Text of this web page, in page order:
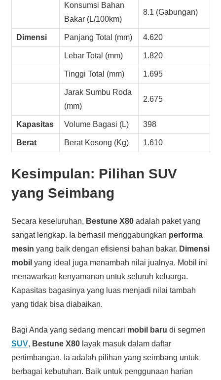
Konsumsi Bahan
Bakar (L/100km)
8.1 (Gabungan)
Dimensi Panjang Total (mm) 4.620
Lebar Total (mm) 1.820
Tinggi Total (mm) 1.695
Jarak Sumbu Roda
(mm)
2.675
Kapasitas Volume Bagasi (L) 398
Berat Berat Kosong (Kg) 1.610
Kesimpulan: Pilihan SUV
yang Seimbang
Secara keseluruhan, Bestune X80adalah paket yang
sangat lengkap. Ia berhasil menggabungkan performa
mesin yang baik dengan efisiensi bahan bakar. Dimensi
mobil yang ideal juga menambah nilai jualnya. Mobil ini
menawarkan kenyamanan untuk seluruh keluarga.
Kapasitas bagasinya yang luas menjadi nilai tambah
yang tidak bisa diabaikan.
Bagi Anda yang sedang mencari mobil baru di segmen
SUV, Bestune X80layak masuk dalam daftar
pertimbangan. Ia adalah pilihan yang seimbang untuk
berbagai kebutuhan. Baik untuk penggunaan harian